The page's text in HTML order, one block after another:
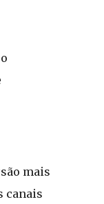
mais
canais